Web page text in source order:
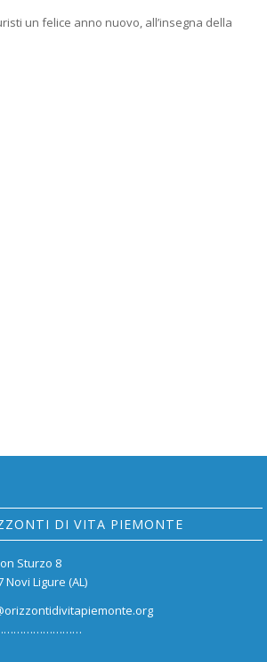
un felice anno nuovo, all’insegna della
DI VITA PIEMONTE
Sturzo 8
Novi Ligure (AL)
………………………